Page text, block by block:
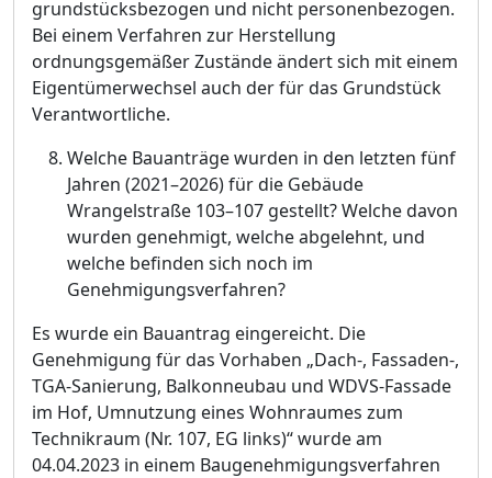
grundstücksbezogen und nicht personenbezogen.
Bei einem Verfahren zur Herstellung
ordnungsgemäßer Zustände ändert sich mit einem
Eigentümerwechsel auch der für das Grundstück
Verantwortliche.
Welche Bauanträge wurden in den letzten fünf
Jahren (2021–2026) für die Gebäude
Wrangelstraße 103–107 gestellt? Welche davon
wurden genehmigt, welche abgelehnt, und
welche befinden sich noch im
Genehmigungsverfahren?
Es wurde ein Bauantrag eingereicht. Die
Genehmigung für das Vorhaben „Dach-, Fassaden-,
TGA-Sanierung, Balkonneubau und WDVS-Fassade
im Hof, Umnutzung eines Wohnraumes zum
Technikraum (Nr. 107, EG links)“wurde am
04.04.2023 in einem Baugenehmigungsverfahren